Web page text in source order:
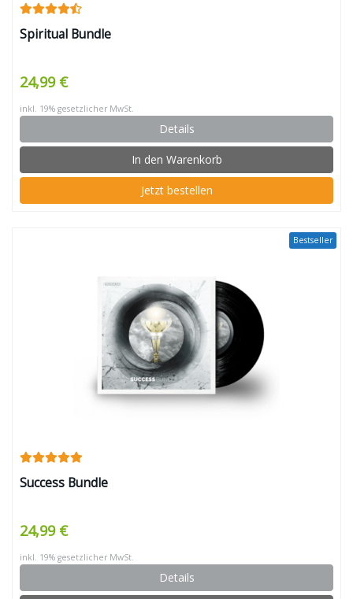
Spiritual Bundle
24,99 €
inkl. 19% gesetzlicher MwSt.
Details
In den Warenkorb
Jetzt bestellen
Bestseller
Success Bundle
24,99 €
inkl. 19% gesetzlicher MwSt.
Details